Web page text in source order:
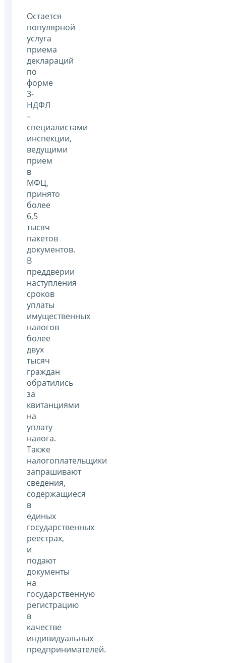
Остается
популярной
услуга
приема
деклараций
по
форме
3-
НДФЛ
–
специалистами
инспекции,
ведущими
прием
в
МФЦ,
принято
более
6,5
тысяч
пакетов
документов.
В
преддверии
наступления
сроков
уплаты
имущественных
налогов
более
двух
тысяч
граждан
обратились
за
квитанциями
на
уплату
налога.
Также
налогоплательщики
запрашивают
сведения,
содержащиеся
в
единых
государственных
реестрах,
и
подают
документы
на
государственную
регистрацию
в
качестве
индивидуальных
предпринимателей.